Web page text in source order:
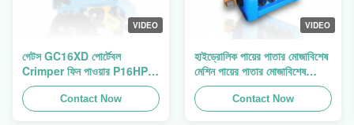
VIDEO
গেটস GC16XD পোর্টেবল
Crimper ফিন পাওয়ার P16HP
ম্যানুয়াল হাইড্রোলিক তারের
Crimper বিক্রয়Contact Now
VIDEO
হাইড্রোলিক পায়ের পাতার মোজাবিশেষ
মেশিন পায়ের পাতার মোজাবিশেষ
Crimping মেশিন পায়ের পাতার
মোজাবিশেষ প্রেস ফিন পাওয়ার
Swager
Contact Now